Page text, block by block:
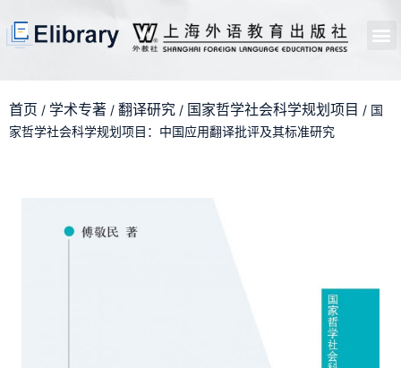
首页 / 学术专著 / 翻译研究 / 国家哲学社会科学规划项目 / 国
家哲学社会科学规划项目：中国应用翻译批评及其标准研究